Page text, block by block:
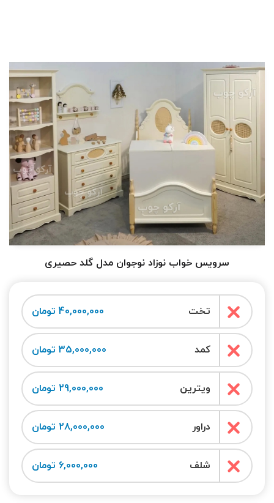
سرویس خواب نوزاد نوجوان مدل گلد حصیری
تخت 40,000,000 تومان
کمد 35,000,000 تومان
ویترین 29,000,000 تومان
دراور 28,000,000 تومان
شلف 6,000,000 تومان